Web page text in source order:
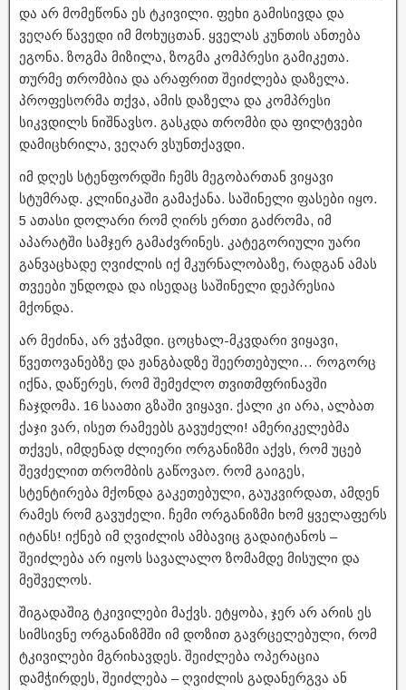
და არ მომეწონა ეს ტკივილი. ფეხი გამისივდა და
ვეღარ წავედი იმ მოხუცთან. ყველას კუნთის ანთება
ეგონა. ზოგმა მიზილა, ზოგმა კომპრესი გამიკეთა.
თურმე თრომბია და არაფრით შეიძლება დაზელა.
პროფესორმა თქვა, ამის დაზელა და კომპრესი
სიკვდილს ნიშნავსო. გასკდა თრომბი და ფილტვები
დამიცხრილა, ვეღარ ვსუნთქავდი.
იმ დღეს სტენფორდში ჩემს მეგობართან ვიყავი
სტუმრად. კლინიკაში გამაქანა. საშინელი ფასები იყო.
5 ათასი დოლარი რომ ღირს ერთი გაძრომა, იმ
აპარატში სამჯერ გამაძვრინეს. კატეგორიული უარი
განვაცხადე ღვიძლის იქ მკურნალობაზე, რადგან ამას
თვეები უნდოდა და ისედაც საშინელი დეპრესია
მქონდა.
არ მეძინა, არ ვჭამდი. ცოცხალ-მკვდარი ვიყავი,
წვეთოვანებზე და ჟანგბადზე შეერთებული… როგორც
იქნა, დაწერეს, რომ შემეძლო თვითმფრინავში
ჩაჯდომა. 16 საათი გზაში ვიყავი. ქალი კი არა, ალბათ
ქაჯი ვარ, ისეთ რამეებს გავუძელი! ამერიკელებმა
თქვეს, იმდენად ძლიერი ორგანიზმი აქვს, რომ უცებ
შევძელით თრომბის გაწოვაო. რომ გაიგეს,
სტენტირება მქონდა გაკეთებული, გაუკვირდათ, ამდენ
რამეს რომ გავუძელი. ჩემი ორგანიზმი ხომ ყველაფერს
იტანს! იქნებ იმ ღვიძლის ამბავიც გადაიტანოს –
შეიძლება არ იყოს სავალალო ზომამდე მისული და
მეშველოს.
შიგადაშიგ ტკივილები მაქვს. ეტყობა, ჯერ არ არის ეს
სიმსივნე ორგანიზმში იმ დოზით გავრცელებული, რომ
ტკივილები მგრიხავდეს. შეიძლება ოპერაცია
დამჭირდეს, შეიძლება – ღვიძლის გადანერგვა ან